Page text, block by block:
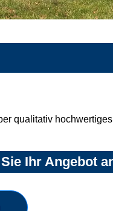
qualitativ hochwertiges
Ihr Angebot